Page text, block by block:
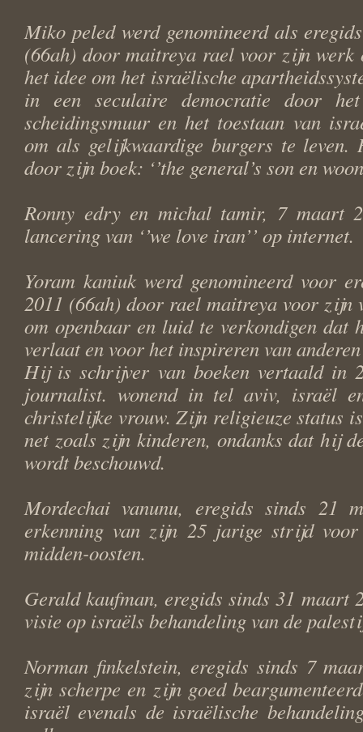
Miko peled werd genomineerd als
(66ah) door maitreya rael voor zijn werk
het idee om het israëlische
in een seculaire democratie door
scheidingsmuur en het toestaan van
om als gelijkwaardige burgers te
door zijn boek: ‘’the general’s son en
Ronny edry en michal tamir, 7 maart
lancering van ‘’we love iran’’ op internet.
Yoram kaniuk werd genomineerd voor
2011 (66ah) door rael maitreya voor zijn
om openbaar en luid te verkondigen dat
verlaat en voor het inspireren van
Hij is schrijver van boeken vertaald in
journalist. wonend in tel aviv, israël
christelijke vrouw. Zijn religieuze status is
net zoals zijn kinderen, ondanks dat hij
wordt beschouwd.
Mordechai vanunu, eregids sinds 21
erkenning van zijn 25 jarige strijd
midden-oosten.
Gerald kaufman, eregids sinds 31 maart
visie op israëls behandeling van de
Norman finkelstein, eregids sinds 7
zijn scherpe en zijn goed
israël evenals de israëlische